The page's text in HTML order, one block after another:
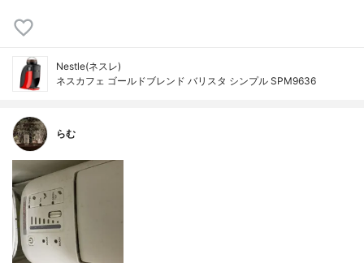
Nestle(ネスレ)
ネスカフェ ゴールドブレンド バリスタ シンプル SPM9636
らむ